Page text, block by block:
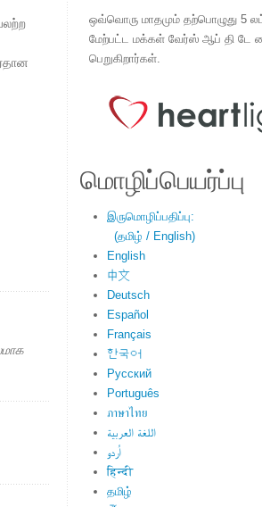
ஒவ்வொரு மாதமும் தற்பொழுது 5
மேற்பட்ட மக்கள் வேர்ஸ் ஆப் தி டே
பெறுகிறார்கள்.
மொழிப்பெயர்ப்பு
இருமொழிப்பதிப்பு:
(தமிழ் / English)
English
中文
Deutsch
Español
Français
한국어
Русский
Português
ภาษาไทย
اللغة العربية
اُردو
हिन्दी
தமிழ்